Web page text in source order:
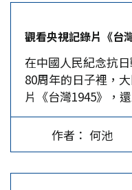
量，居然阻擾台海兩
嘆！…
慘遭殺害。日軍曾在
被俘中國守軍和普通
利用水塘和壕溝就
難同胞叢葬地。
多次擴建和拓展，
物史料20餘萬件的
的二戰期間三大慘
廣場上一座高達
觀看央視記錄片《台
在中國人民紀念抗
80周年的日子裡，
片《台灣1945》，
年與日本簽訂《馬
台灣人民掀起可歌
浪潮。經過半個世
作者： 何池